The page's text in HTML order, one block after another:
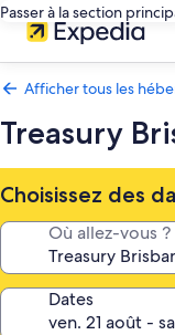
Passer à la section
Afficher tous les
Treasury
Choisissez des
Où allez-vous ?
Dates